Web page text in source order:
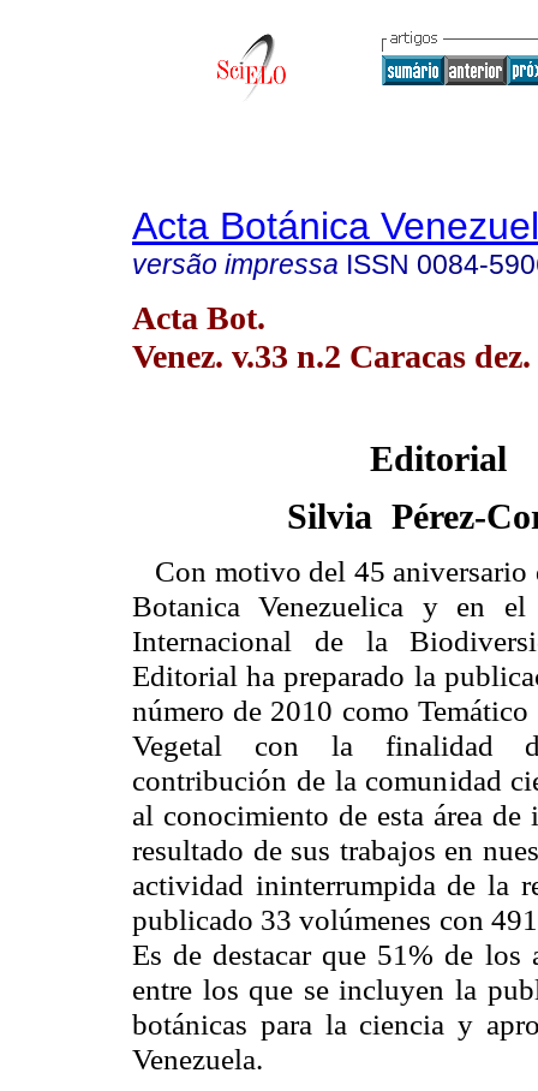
Acta Botánica
versão impressa ISSN 0084-
Acta Bot.
Venez. v.33 n.2 Caracas
Editorial
Silvia Pérez-
Con motivo del 45 aniversario
Botanica Venezuelica y en el
Internacional de la
Editorial ha preparado la
número de 2010 como
Vegetal con la finalidad
contribución de la comunidad
al conocimiento de esta área
resultado de sus trabajos en
actividad ininterrumpida de la
publicado 33 volúmenes con
Es de destacar que 51% de los
entre los que se incluyen la
botánicas para la ciencia y
Venezuela.